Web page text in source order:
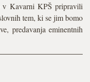
v Kavarni KPŠ pripravili
tem, ki se jim bomo
predavanja eminentnih